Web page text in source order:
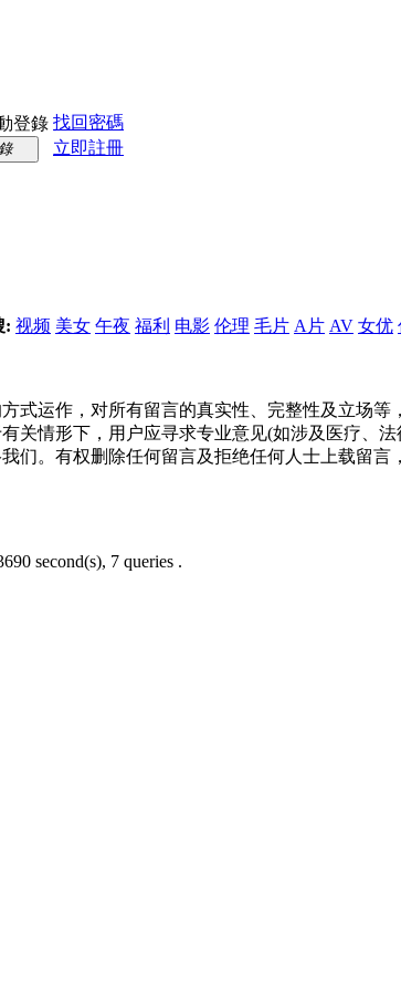
登錄 找回密碼
立即註冊
: 视频 美女 午夜 福利 电影 伦理 毛片 A片 AV 女优
式运作，对所有留言的真实性、完整性及立场
关情形下，用户应寻求专业意见(如涉及医疗、
们。有权删除任何留言及拒绝任何人士上载留
second(s), 7 queries .